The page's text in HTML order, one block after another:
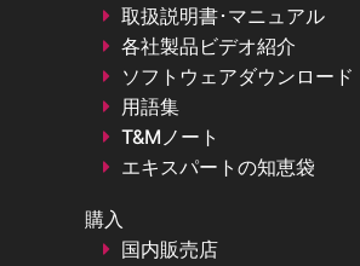
取扱説明書･マニュアル
各社製品ビデオ紹介
ソフトウェアダウンロード
用語集
T&Mノート
エキスパートの知恵袋
購入
国内販売店